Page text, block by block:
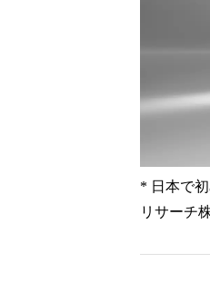
* 日本で
リサーチ